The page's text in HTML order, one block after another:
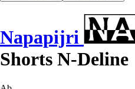
Napapijri
Shorts N-Deline